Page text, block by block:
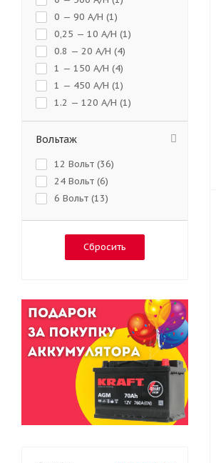
0 — 90 A/H (1)
0,25 — 10 A/H (1)
0.8 — 20 A/H (4)
1 — 150 A/H (4)
1 — 450 A/H (1)
1.2 — 120 A/H (1)
1.2 — 180 A/H (2)
10 — 65 A/H (
3 — 240 A/H (
4 — 100 A/H (
4 — 450 A/H (
40 — 100 A/H (2)
6 — 100 A/H (
Вольтаж
12 Вольт (36)
24 Вольт (6)
6 Вольт (13)
Сбросить